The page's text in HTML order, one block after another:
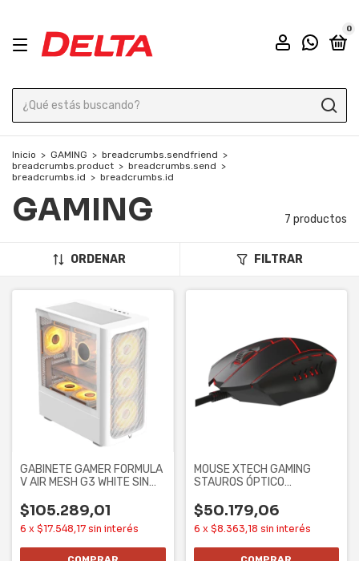
0
Inicio > GAMING > breadcrumbs.sendfriend >
breadcrumbs.product > breadcrumbs.send >
breadcrumbs.id > breadcrumbs.id
GAMING 7 productos
ORDENAR FILTRAR
GABINETE GAMER FORMULA
V AIR MESH G3 WHITE SIN
$105.289,01
6 x $17.548,17 sin interés
MOUSE XTECH GAMING
STAUROS ÓPTICO
7200
$50.179,06
6 x $8.363,18 sin interés